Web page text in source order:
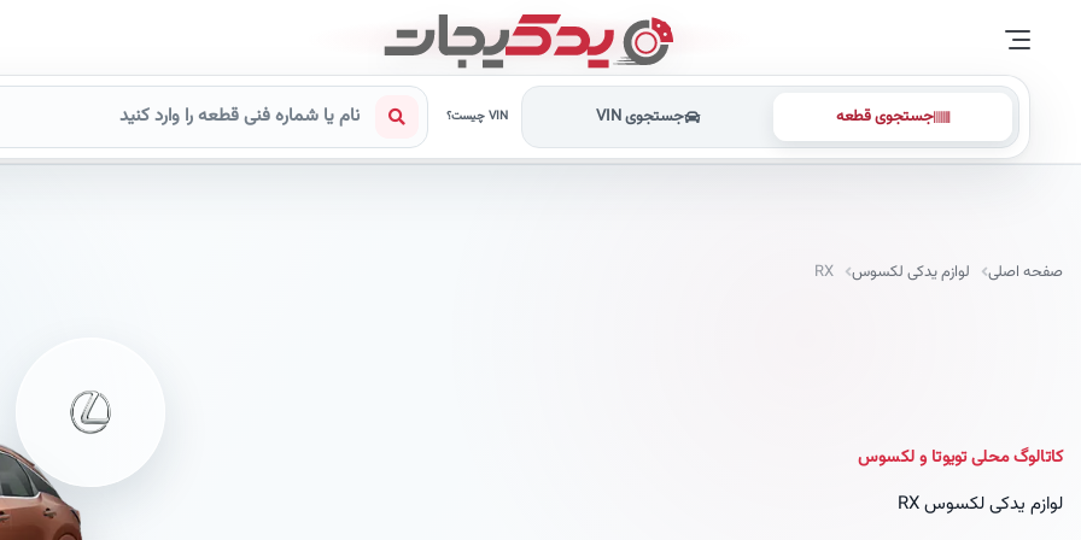
جستجوی قطعه جستجوی VIN VIN چیست؟
صفحه اصلی لوازم یدکی لکسوس RX
کاتالوگ محلی تویوتا و لکسوس
لوازم یدکی لکسوس RX